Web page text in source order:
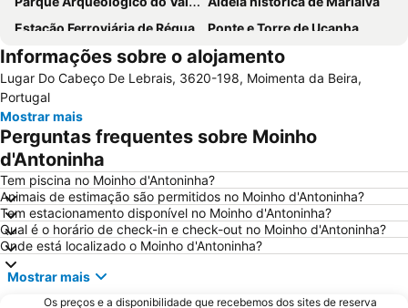
Estação Ferroviária de Régua
Ponte e Torre de Ucanha
Aldeia da Pena
Cascata de Fisgas de Ermelo
Parque Natural do Alvão
Castelo de Lamego
Praça do Rossio
Aldeia Histórica de Trancoso
Praia Fluvial da Folgosa
Convento e Igreja de São Gonçalo
Praia Fluvial de Fornelos
Aeródromo de Viseu
Praia de Cepães
Aeródromo de Vila Real
Dolce Vita Douro
Caldas de Carlão
Praia Artificial
Informações sobre o alojamento
Lugar Do Cabeço De Lebrais, 3620-198, Moimenta da Beira,
Portugal
Mostrar mais
Perguntas frequentes sobre Moinho
d'Antoninha
Tem piscina no Moinho d'Antoninha?
Animais de estimação são permitidos no Moinho d'Antoninha?
Tem estacionamento disponível no Moinho d'Antoninha?
Qual é o horário de check-in e check-out no Moinho d'Antoninha?
Onde está localizado o Moinho d'Antoninha?
Mostrar mais
Os preços e a disponibilidade que recebemos dos sites de reserva